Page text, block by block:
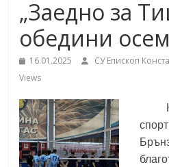
under the Erasmus+
School,
Burgas
училище
"Епископ
Константин
Преславски"
„Заедно за
обедини
16.01.2025 СУ Епископ
Views